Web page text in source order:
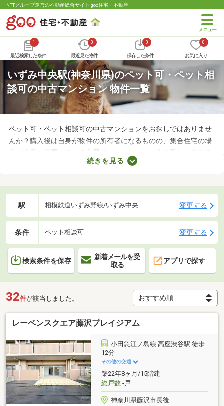
NTTグループ運営の不動産総合サイト goo住宅・不動産
1
最近検索した条件
0
最近見た物件
0
保存した条件
0
お気に入り
いずみ中央駅(神奈川県)のペット可・ペット相
談可の中古マンション 物件一覧
ペット可・ペット相談可の中古マンションをお探しではありませ
んか？購入後は自身が物件の所有者になるものの、集合住宅の場
合は注意が必要。ほかの入居者からクレームが入る恐れがあるの
で、大切な家族と引っ越す際は、ペット可の物件を選ぶことが大
するので、ペットと快適に暮らせるお部屋を見つけてください
続きを見る
駅 相模鉄道いずみ野線/いずみ中央 変更する
条件 ペット相談可 変更する
検索条件を保存
新着メールを受
取る
アプリで探す
32件が該当しました。
レーベンスクエア藤沢プレイジアム
小田急江ノ島線 高座渋谷駅 徒歩
12分
その他の交通
築22年8ヶ月/15階建
総戸数-戸
神奈川県藤沢市長後